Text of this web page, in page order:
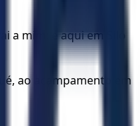
mim; e aqui em Siló
ao acampamento em